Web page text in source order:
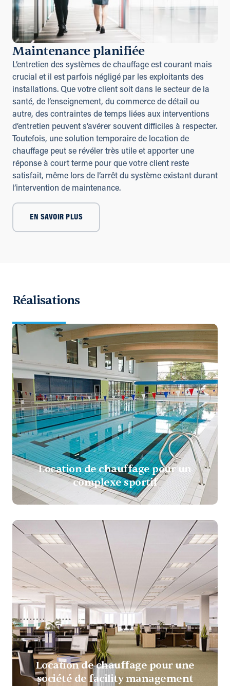
Maintenance planifiée
L’entretien des systèmes de chauffage est courant mais
crucial et il est parfois négligé par les exploitants des
installations. Que votre client soit dans le secteur de la
santé, de l’enseignement, du commerce de détail ou
autre, des contraintes de temps liées aux interventions
d’entretien peuvent s’avérer souvent difficiles à respecter.
Toutefois, une solution temporaire de location de
chauffage peut se révéler très utile et apporter une
réponse à court terme pour que votre client reste
satisfait, même lors de l’arrêt du système existant durant
l’intervention de maintenance.
EN SAVOIR PLUS
Réalisations
Location de chauffage pour un
complexe sportif
Location de chauffage pour une
société de facility management